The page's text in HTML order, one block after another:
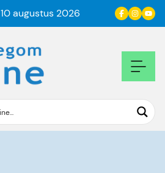
augustus 2026